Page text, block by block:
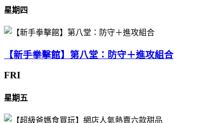
星期四
【新手拳擊館】第八堂：防守＋進攻組合
FRI
星期五